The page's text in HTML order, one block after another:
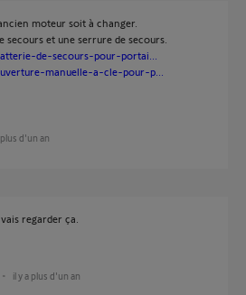
moteur soit à changer.
secours et une serrure de secours.
de-secours-pour-portai...
manuelle-a-cle-pour-p...
plus d'un an
regarder ça.
il y a plus d'un an